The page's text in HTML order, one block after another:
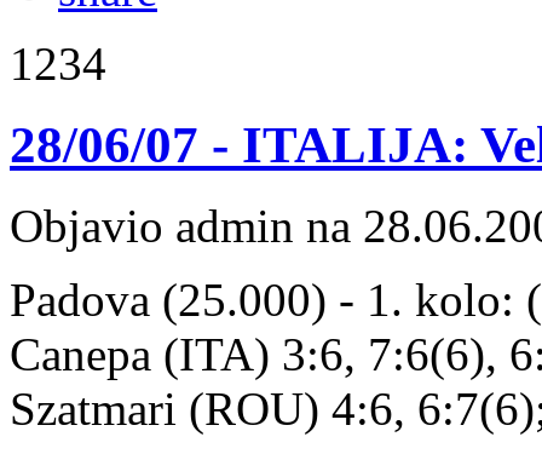
1234
28/06/07 - ITALIJA:
Objavio admin na
Padova (25.000) - 1. kolo:
Canepa (ITA) 3:6, 7:6(6),
Szatmari (ROU) 4:6,